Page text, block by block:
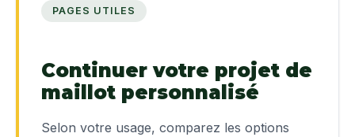
PAGES UTILES
Continuer votre projet de
maillot personnalisé
Selon votre usage, comparez les options